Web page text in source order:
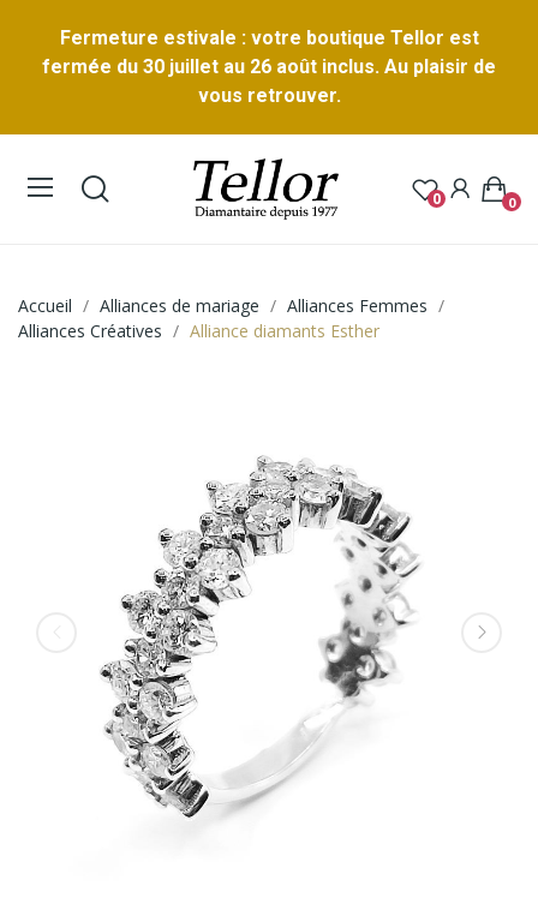
Fermeture estivale : votre boutique Tellor est
fermée du 30 juillet au 26 août inclus. Au plaisir de
vous retrouver.
0 0
Accueil Alliances de mariage
Alliances Femmes
Alliances Créatives
Alliance diamants Esther